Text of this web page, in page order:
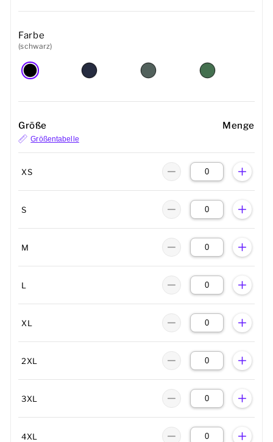
Farbe
(schwarz)
Größe Menge
Größentabelle
XS
S
M
L
XL
2XL
3XL
4XL